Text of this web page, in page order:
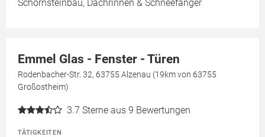
Schornsteinbau, Dachrinnen & Schneefänger
Emmel Glas - Fenster - Türen
Rodenbacher-Str. 32, 63755 Alzenau (19km von 63755
Großostheim)
3.7 Sterne aus 9 Bewertungen
TÄTIGKEITEN